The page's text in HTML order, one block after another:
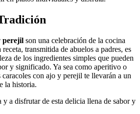
perejil son una celebración de la cocina
transmitida de abuelos a padres, es
de los ingredientes simples que pueden
y significado. Ya sea como aperitivo o
con ajo y perejil te llevarán a un
la historia.
y a disfrutar de esta delicia llena de sabor y